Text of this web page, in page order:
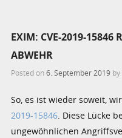
EXIM: CVE-2019-15846
ABWEHR
Posted on6. September 2019 by
So, es ist wieder soweit,
2019-15846. Diese Lücke
ungewöhnlichen